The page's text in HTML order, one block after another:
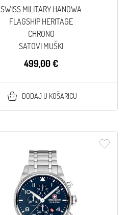
SWISS MILITARY HANOWA
FLAGSHIP HERITAGE
CHRONO
SATOVI MUŠKI
499,00 €
DODAJ U KOŠARICU